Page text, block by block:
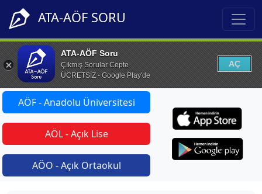
ATA-AÖF SORU
ATA-AÖF Soru
Çıkmış Sorular Cepte
ÜCRETSİZ - Google Play'de
AÇ
AÖF - Anadolu Üniversitesi
AÖL - Açık Lise
AÖO - Açık Ortaokul